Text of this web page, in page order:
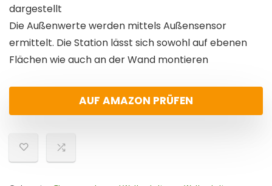
dargestellt
Die Außenwerte werden mittels Außensensor
ermittelt. Die Station lässt sich sowohl auf ebenen
Flächen wie auch an der Wand montieren
AUF AMAZON PRÜFEN